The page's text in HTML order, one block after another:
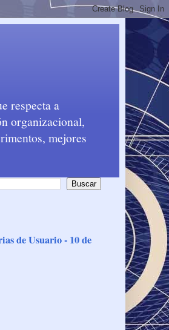
respecta a
organizacional,
mejores
de Usuario - 10 de